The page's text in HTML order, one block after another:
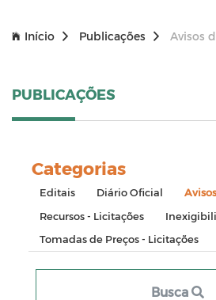
Início Publicações Avisos
PUBLICAÇÕES
Categorias
Editais Diário Oficial
Recursos - Licitações
Tomadas de Preços - Licitações
Busca